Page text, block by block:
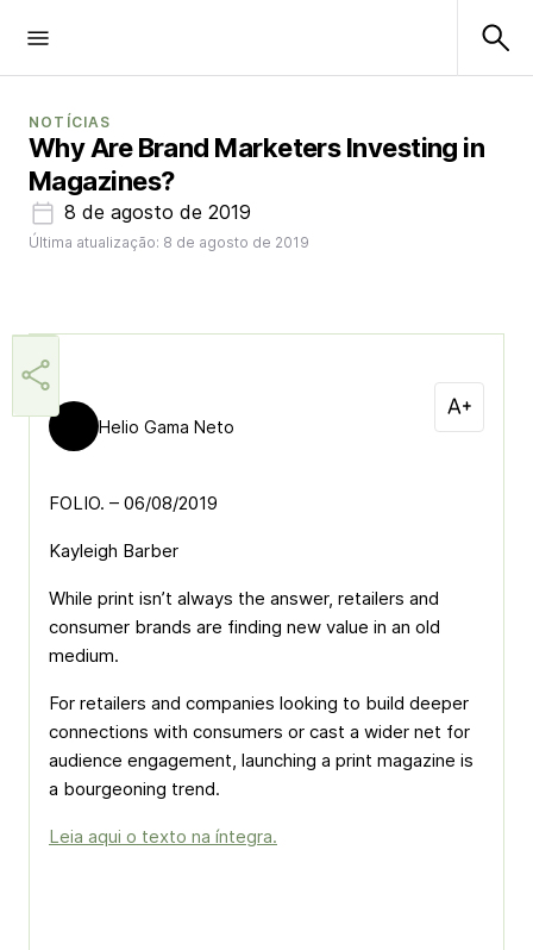
NOTÍCIAS
Why Are Brand Marketers Investing in
Magazines?
8 de agosto de 2019
Última atualização: 8 de agosto de 2019
Helio Gama Neto
FOLIO. – 06/08/2019
Kayleigh Barber
While print isn’t always the answer, retailers and
consumer brands are finding new value in an old
medium.
For retailers and companies looking to build deeper
connections with consumers or cast a wider net for
audience engagement, launching a print magazine is
a bourgeoning trend.
Leia aqui o texto na íntegra.